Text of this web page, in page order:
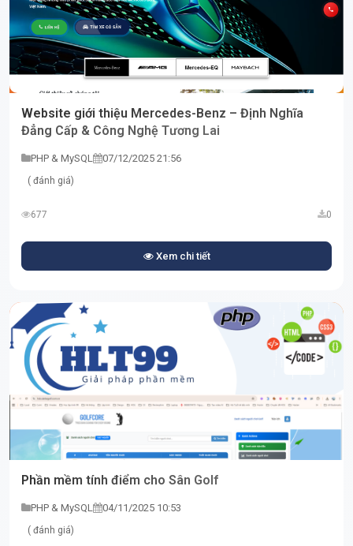
Website giới thiệu Mercedes-Benz – Định Nghĩa
Đẳng Cấp & Công Nghệ Tương Lai
PHP & MySQL 07/12/2025 21:56
( đánh giá)
677 0
Xem chi tiết
Phần mềm tính điểm cho Sân Golf
PHP & MySQL 04/11/2025 10:53
( đánh giá)